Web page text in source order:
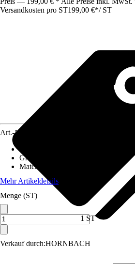
Versandkosten pro ST199,00 €*/ ST
Verkauf durch:HORNBACH
Art.-Nr.
Grundfarbe
Material
Mehr Artikeldetails
Menge (ST)
1 ST